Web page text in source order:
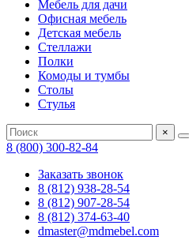
Мебель для дачи
Офисная мебель
Детская мебель
Стеллажи
Полки
Комоды и тумбы
Столы
Стулья
×
8 (800) 300-82-84
Заказать звонок
8 (812) 938-28-54
8 (812) 907-28-54
8 (812) 374-63-40
dmaster@mdmebel.com